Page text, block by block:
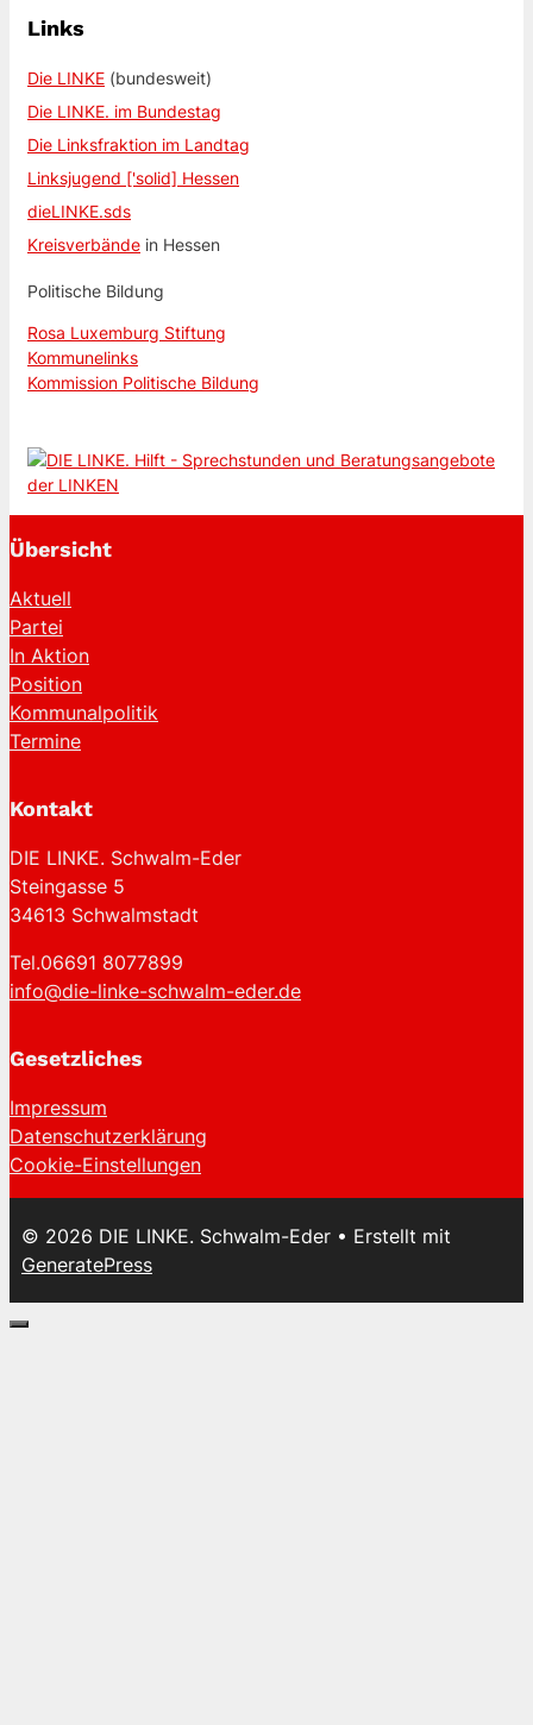
Links
Die LINKE (bundesweit)
Die LINKE. im Bundestag
Die Linksfraktion im Landtag
Linksjugend ['solid] Hessen
dieLINKE.sds
Kreisverbände in Hessen
Politische Bildung
Rosa Luxemburg Stiftung
Kommunelinks
Kommission Politische Bildung
Übersicht
Aktuell
Partei
In Aktion
Position
Kommunalpolitik
Termine
Kontakt
DIE LINKE. Schwalm-Eder
Steingasse 5
34613 Schwalmstadt
Tel.06691 8077899
info@die-linke-schwalm-eder.de
Gesetzliches
Impressum
Datenschutzerklärung
Cookie-Einstellungen
© 2026 DIE LINKE. Schwalm-Eder • Erstellt mit
GeneratePress
Schließen